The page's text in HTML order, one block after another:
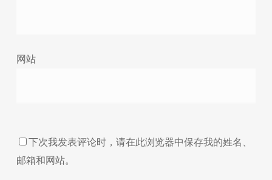
网站
下次我发表评论时，请在此浏览器中保存我的姓名、
邮箱和网站。